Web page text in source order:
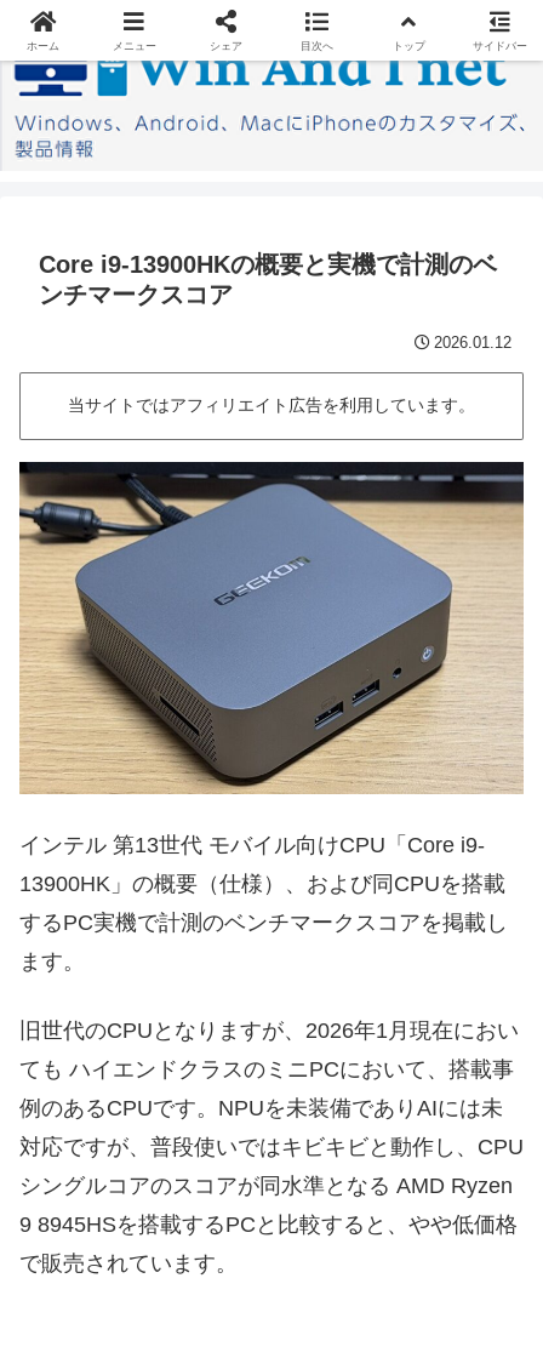
Core i9-13900HKの概要と実機で計測のベ
ンチマークスコア
2026.01.12
当サイトではアフィリエイト広告を利用しています。
インテル 第13世代 モバイル向けCPU「Core i9-
13900HK」の概要（仕様）、および同CPUを搭載
するPC実機で計測のベンチマークスコアを掲載し
ます。
旧世代のCPUとなりますが、2026年1月現在におい
ても ハイエンドクラスのミニPCにおいて、搭載事
例のあるCPUです。NPUを未装備でありAIには未
対応ですが、普段使いではキビキビと動作し、CPU
シングルコアのスコアが同水準となる AMD Ryzen
9 8945HSを搭載するPCと比較すると、やや低価格
で販売されています。
ホーム メニュー シェア 目次へ トップ サイドバー